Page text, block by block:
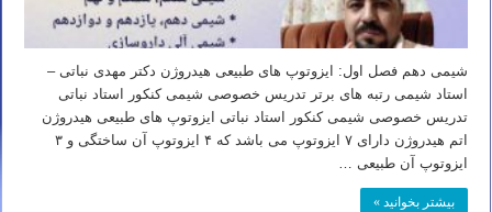
شیمی دهم فصل اول: ایزوتوپ های طبیعی هیدروژن دکتر مهدی نباتی –
استاد شیمی رتبه های برتر تدریس خصوصی شیمی کنکور استاد نباتی
تدریس خصوصی شیمی کنکور استاد نباتی ایزوتوپ های طبیعی هیدروژن
اتم هیدروژن دارای ۷ ایزوتوپ می باشد که ۴ ایزوتوپ آن ساختگی و ۳
ایزوتوپ آن طبیعی …
بیشتر بخوانید »